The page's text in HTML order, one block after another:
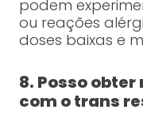
podem
ou reações
doses baixas e
8. Posso
com o trans